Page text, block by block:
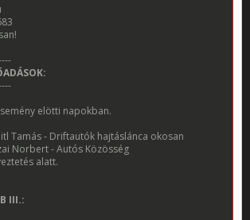
elötti napokban.
Tamás - Driftautók hajtáslánca okosan
Norbert - Autós Közösség
alatt.
III.: